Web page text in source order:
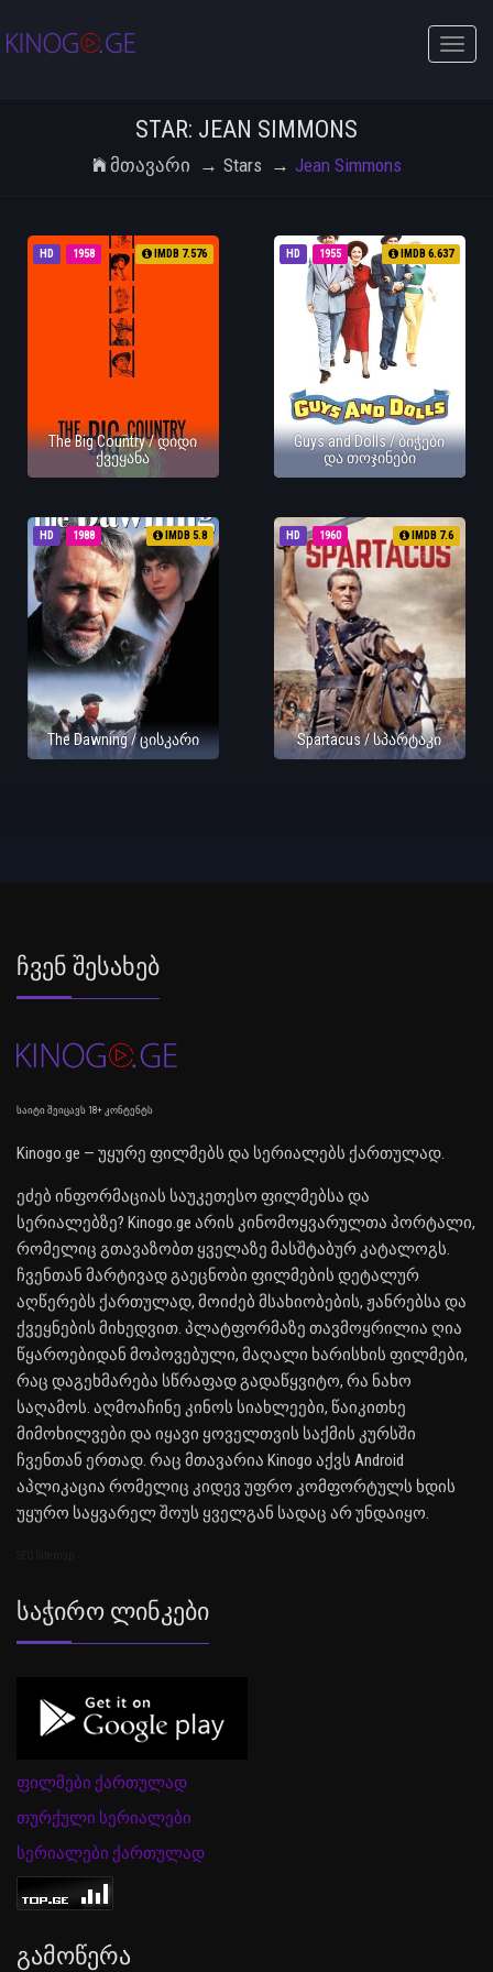
Toggle
STAR: JEAN SIMMONS
Მთავარი Stars Jean Simmons
HD 1958 IMDB 7.576
The Big Country / დიდი
ქვეყანა
HD 1955 IMDB 6.637
Guys and Dolls / ბიჭები
და თოჯინები
HD 1988 IMDB 5.8
The Dawning / ცისკარი
HD 1960 IMDB 7.6
Spartacus / სპარტაკი
Ჩვენ Შესახებ
საიტი შეიცავს 18+ კონტენტს
Kinogo.ge — უყურე ფილმებს და სერიალებს ქართულად.
ეძებ ინფორმაციას საუკეთესო ფილმებსა და
სერიალებზე? Kinogo.ge არის კინომოყვარულთა პორტალი,
რომელიც გთავაზობთ ყველაზე მასშტაბურ კატალოგს.
ჩვენთან მარტივად გაეცნობი ფილმების დეტალურ
აღწერებს ქართულად, მოიძებ მსახიობების, ჟანრებსა და
ქვეყნების მიხედვით. პლატფორმაზე თავმოყრილია ღია
წყაროებიდან მოპოვებული, მაღალი ხარისხის ფილმები,
რაც დაგეხმარება სწრაფად გადაწყვიტო, რა ნახო
საღამოს. აღმოაჩინე კინოს სიახლეები, წაიკითხე
მიმოხილვები და იყავი ყოველთვის საქმის კურსში
ჩვენთან ერთად. რაც მთავარია Kinogo აქვს Android
აპლიკაცია რომელიც კიდევ უფრო კომფორტულს ხდის
უყურო საყვარელ შოუს ყველგან სადაც არ უნდაიყო.
Საჭირო Ლინკები
ფილმები ქართულად
თურქული სერიალები
სერიალები ქართულად
Გამოწერა